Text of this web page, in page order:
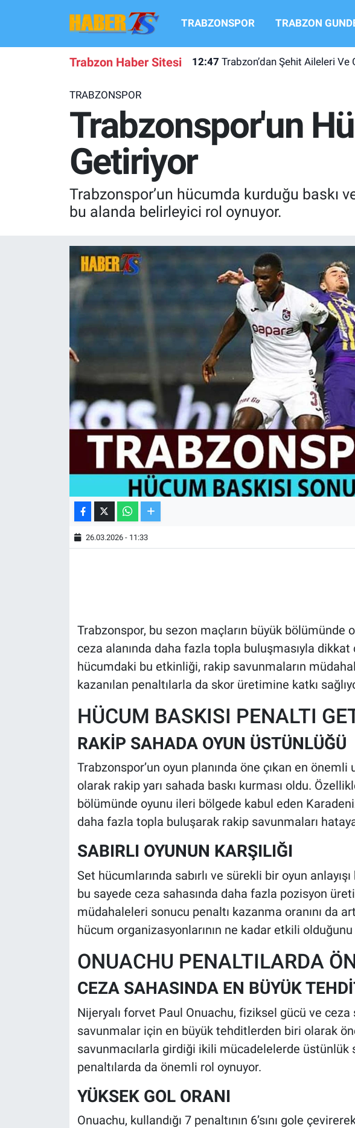
TRABZONSPOR TRABZON
Trabzon Haber Sitesi 12:47 Trabzon’dan Şehit Aileleri Ve
TRABZONSPOR
Trabzonspor'un
Getiriyor
Trabzonspor’un hücumda kurduğu baskı
bu alanda belirleyici rol oynuyor.
26.03.2026 - 11:33
Trabzonspor, bu sezon maçların büyük bölümünde
ceza alanında daha fazla topla buluşmasıyla
hücumdaki bu etkinliği, rakip savunmaların müdahale
kazanılan penaltılarla da skor üretimine katkı
HÜCUM BASKISI PENALTI
RAKİP SAHADA OYUN ÜSTÜNLÜĞÜ
Trabzonspor’un oyun planında öne çıkan en
olarak rakip yarı sahada baskı kurması oldu.
bölümünde oyunu ileri bölgede kabul eden
daha fazla topla buluşarak rakip savunmaları
SABIRLI OYUNUN KARŞILIĞI
Set hücumlarında sabırlı ve sürekli bir oyun
bu sayede ceza sahasında daha fazla pozisyon
müdahaleleri sonucu penaltı kazanma oranını da
hücum organizasyonlarının ne kadar etkili
ONUACHU PENALTILARDA
CEZA SAHASINDA EN BÜYÜK
Nijeryalı forvet Paul Onuachu, fiziksel gücü ve
savunmalar için en büyük tehditlerden biri olarak
savunmacılarla girdiği ikili mücadelelerde üstünlük
penaltılarda da önemli rol oynuyor.
YÜKSEK GOL ORANI
Onuachu, kullandığı 7 penaltının 6’sını gole
TRABZONSPOR
TRANSFER HABERLERI
KULİS MEYDANI
1461 TRABZON
ALT LIGLER
TV VE SİNEMA
BASKETBOL
SAĞLIK
KÜLTÜR SANAT
EKONOMİ
MAGAZİN
Bilim, Teknoloji
Hava Durumu
Süper Lig Puan Durumu ve Fikstür
Tüm Manşetler
Son Dakika Haberleri
Haber Arşivi